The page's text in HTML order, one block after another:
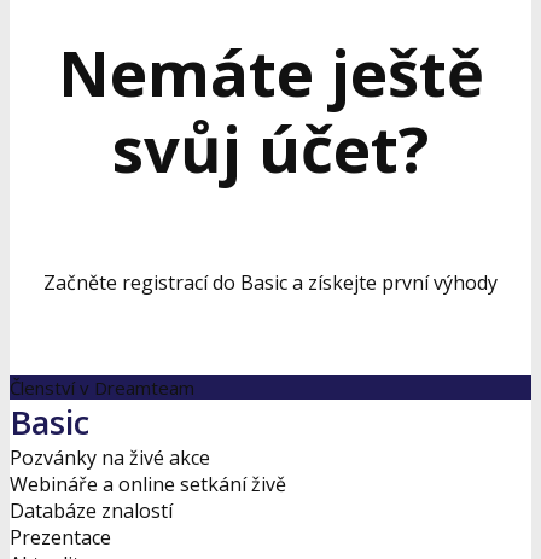
Nemáte ještě
svůj účet?
Začněte registrací do Basic a získejte první výhody
Členství v Dreamteam
Basic
Pozvánky na živé akce
Webináře a online setkání živě
Databáze znalostí
Prezentace